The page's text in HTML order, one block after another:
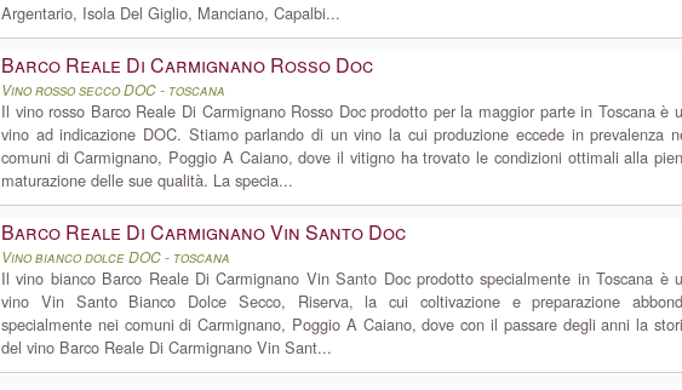
Argentario, Isola Del Giglio, Manciano, Capalbi...
Barco Reale Di Carmignano Rosso Doc
Vino rosso secco DOC - toscana
Il vino rosso Barco Reale Di Carmignano Rosso Doc prodotto per la maggior parte in Toscana è
vino ad indicazione DOC. Stiamo parlando di un vino la cui produzione eccede in prevalenza
comuni di Carmignano, Poggio A Caiano, dove il vitigno ha trovato le condizioni ottimali alla
maturazione delle sue qualità. La specia...
Barco Reale Di Carmignano Vin Santo Doc
Vino bianco dolce DOC - toscana
Il vino bianco Barco Reale Di Carmignano Vin Santo Doc prodotto specialmente in Toscana è
vino Vin Santo Bianco Dolce Secco, Riserva, la cui coltivazione e preparazione
specialmente nei comuni di Carmignano, Poggio A Caiano, dove con il passare degli anni la
del vino Barco Reale Di Carmignano Vin Sant...